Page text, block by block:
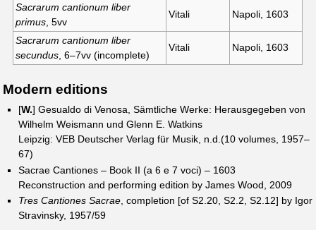
Sacrarum cantionum liber
primus , 5vv
Vitali Napoli, 1603
Sacrarum cantionum liber
secundus , 6–7vv (incomplete)
Vitali Napoli, 1603
Modern editions
[W.] Gesualdo di Venosa, Sämtliche Werke: Herausgegeben von
Wilhelm Weismann und Glenn E. Watkins
Leipzig: VEB Deutscher Verlag für Musik, n.d.(10 volumes, 1957–
67)
Sacrae Cantiones – Book II (a 6 e 7 voci) – 1603
Reconstruction and performing edition by James Wood, 2009
Tres Cantiones Sacrae, completion [of S2.20, S2.2, S2.12] by Igor
Stravinsky, 1957/59